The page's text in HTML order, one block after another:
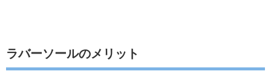
ラバーソールのメリット